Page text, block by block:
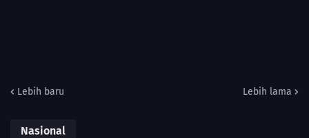
Lebih baru Lebih lama
Nasional